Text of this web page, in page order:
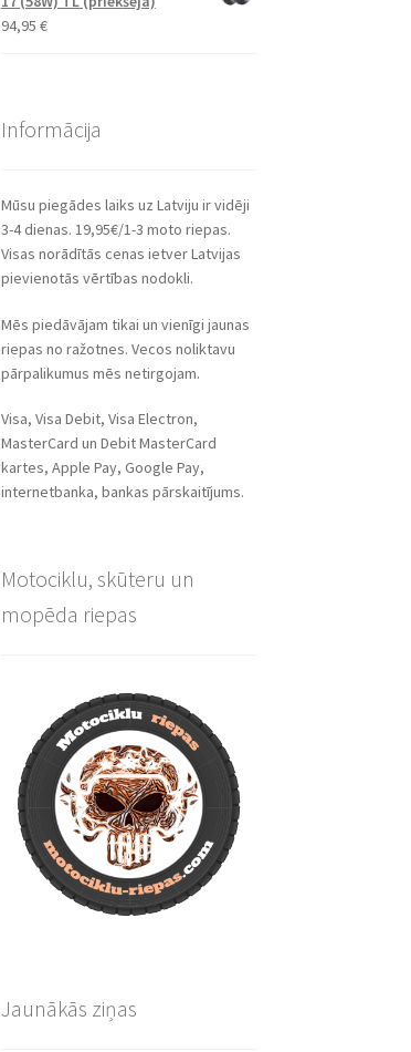
94,95 €
Informācija
Mūsu piegādes laiks uz Latviju ir vidēji
3-4 dienas. 19,95€/1-3 moto riepas.
Visas norādītās cenas ietver Latvijas
pievienotās vērtības nodokli.
Mēs piedāvājam tikai un vienīgi jaunas
riepas no ražotnes. Vecos noliktavu
pārpalikumus mēs netirgojam.
Visa, Visa Debit, Visa Electron,
MasterCard un Debit MasterCard
kartes, Apple Pay, Google Pay,
internetbanka, bankas pārskaitījums.
Motociklu, skūteru un
mopēda riepas
Jaunākās ziņas